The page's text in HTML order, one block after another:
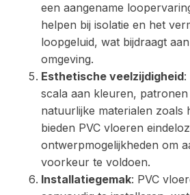
een aangename
helpen bij isolatie en het
loopgeluid, wat bijdraagt
omgeving.
Esthetische veelzijdigheid:
scala aan kleuren, patronen
natuurlijke materialen zoals
bieden PVC vloeren
ontwerpmogelijkheden om
voorkeur te voldoen.
Installatiegemak: PVC